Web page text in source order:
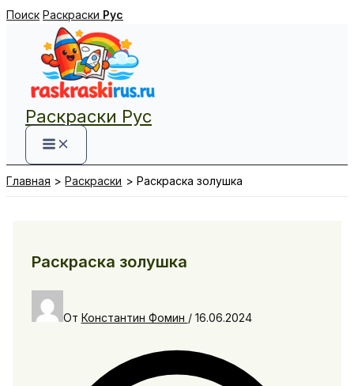
Перейти
содержимому
Поиск Раскраски Рус
Раскраски Рус
Главная Раскраски Раскраска золушка
Раскраска золушка
От Константин Фомин / 16.06.2024